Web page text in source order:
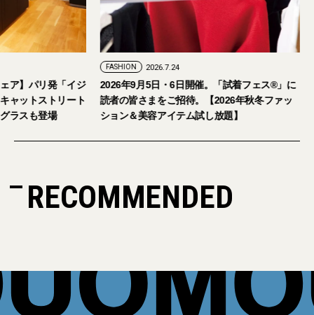
ア】パリ発「イジ
ャットストリート
ラスも登場
FASHION 2026.7.24
2026年9月5日・6日開催。「試着フェス®︎」に
読者の皆さまをご招待。【2026年秋冬ファッ
ション＆美容アイテム試し放題】
RECOMMENDED